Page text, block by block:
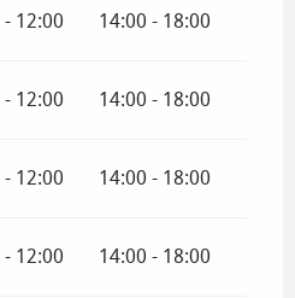
12:00 14:00 - 18:00
12:00 14:00 - 18:00
12:00 14:00 - 18:00
12:00 14:00 - 18:00